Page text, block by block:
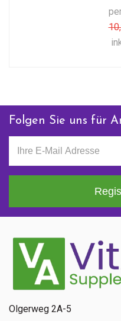
Folgen Sie uns für
Olgerweg 2A-5